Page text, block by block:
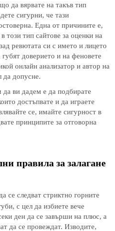
да вярвате на такъв тип
сигурни, че тази
Една от причините е,
този тип сайтове за оценки на
ревютата си с името и лицето
доверието и на феновете
онлайн анализатор и автор на
да допусне.
ви дадем е да подбирате
достъпвате и да играете
се, имайте сигурност в
принципите за отговорна
правила за залагане
се следват стриктно горните
с цел да избиете вече
ден да се завърши на плюс, а
да се провеждат. Изводите,